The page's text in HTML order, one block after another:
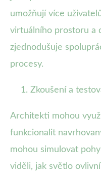
umožňují více
virtuálního prostoru a
zjednodušuje
procesy.
Zkoušení a
Architekti mohou
funkcionalit
mohou simulovat
viděli, jak světlo